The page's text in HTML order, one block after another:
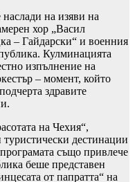
на изяви на
хор „Васил
– Гайдарски“ и военния
Кулминацията
изпълнение на
– момент, който
здравите
на Чехия“,
дестинации
също привлече
беше представен
от папратта“ на